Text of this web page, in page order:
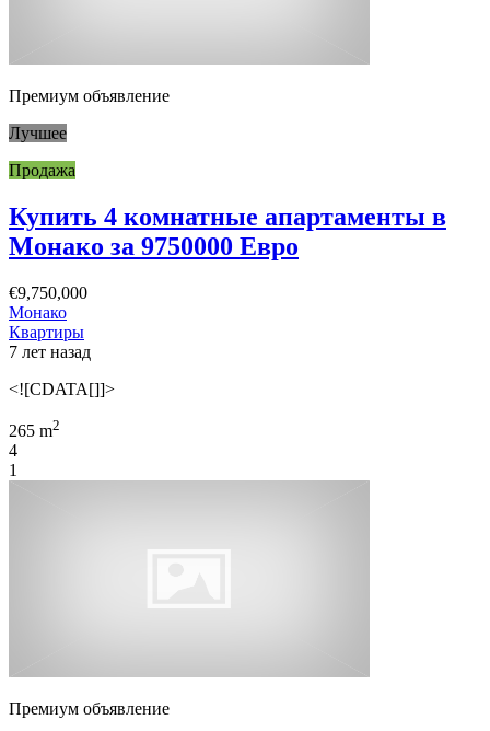
Премиум объявление
Лучшее
Продажа
Купить 4 комнатные апартаменты в
Монако за 9750000 Евро
€9,750,000
Монако
Квартиры
7 лет назад
<![CDATA[]]>
265 m2
4
1
Премиум объявление